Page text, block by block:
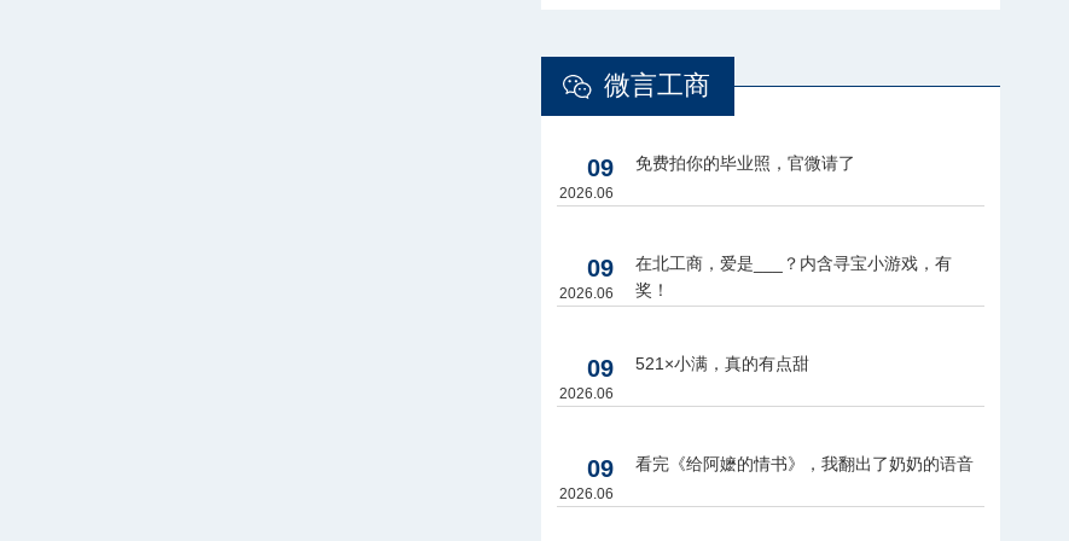
微言工商
09
2026.06
免费拍你的毕业照，官微请了
09
2026.06
在北工商，爱是___？内含寻宝小游戏，有
奖！
09
2026.06
521×小满，真的有点甜
09
2026.06
看完《给阿嬷的情书》，我翻出了奶奶的语音